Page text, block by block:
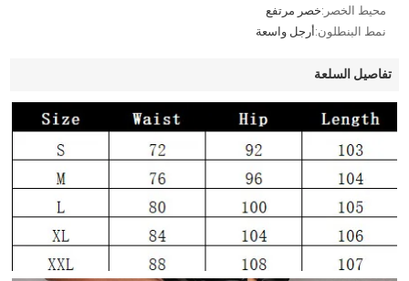
محيط الخصر:خصر مرتفع
نمط البنطلون:أرجل واسعة
تفاصيل السلعة